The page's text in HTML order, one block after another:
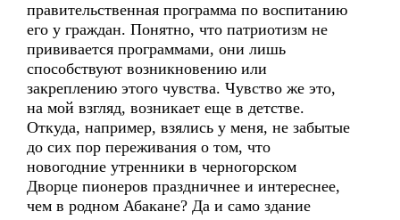
правительственная программа по воспитанию
его у граждан. Понятно, что патриотизм не
прививается программами, они лишь
способствуют возникновению или
закреплению этого чувства. Чувство же это,
на мой взгляд, возникает еще в детстве.
Откуда, например, взялись у меня, не забытые
до сих пор переживания о том, что
новогодние утренники в черногорском
Дворце пионеров праздничнее и интереснее,
чем в родном Абакане? Да и само здание